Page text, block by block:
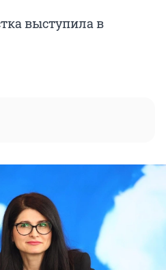
выступила в